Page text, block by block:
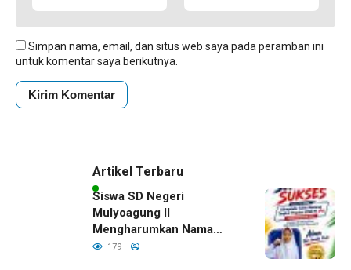
Simpan nama, email, dan situs web saya pada peramban ini
untuk komentar saya berikutnya.
Artikel Terbaru
Siswa SD Negeri
Mulyoagung II
Mengharumkan Nama
Bojonegoro Dengan
179